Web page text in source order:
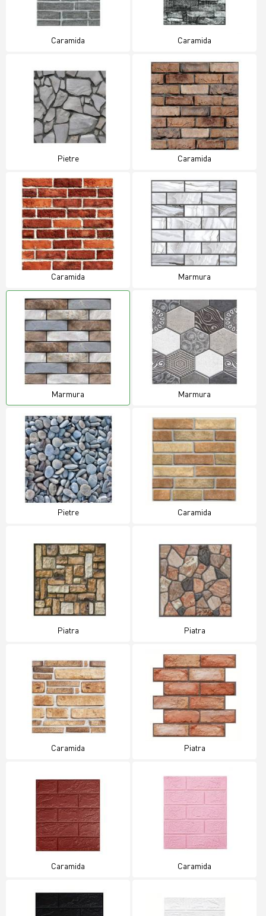
Caramida Caramida
Pietre Caramida
Caramida Marmura
Marmura Marmura
Pietre Caramida
Piatra Piatra
Caramida Piatra
Caramida Caramida